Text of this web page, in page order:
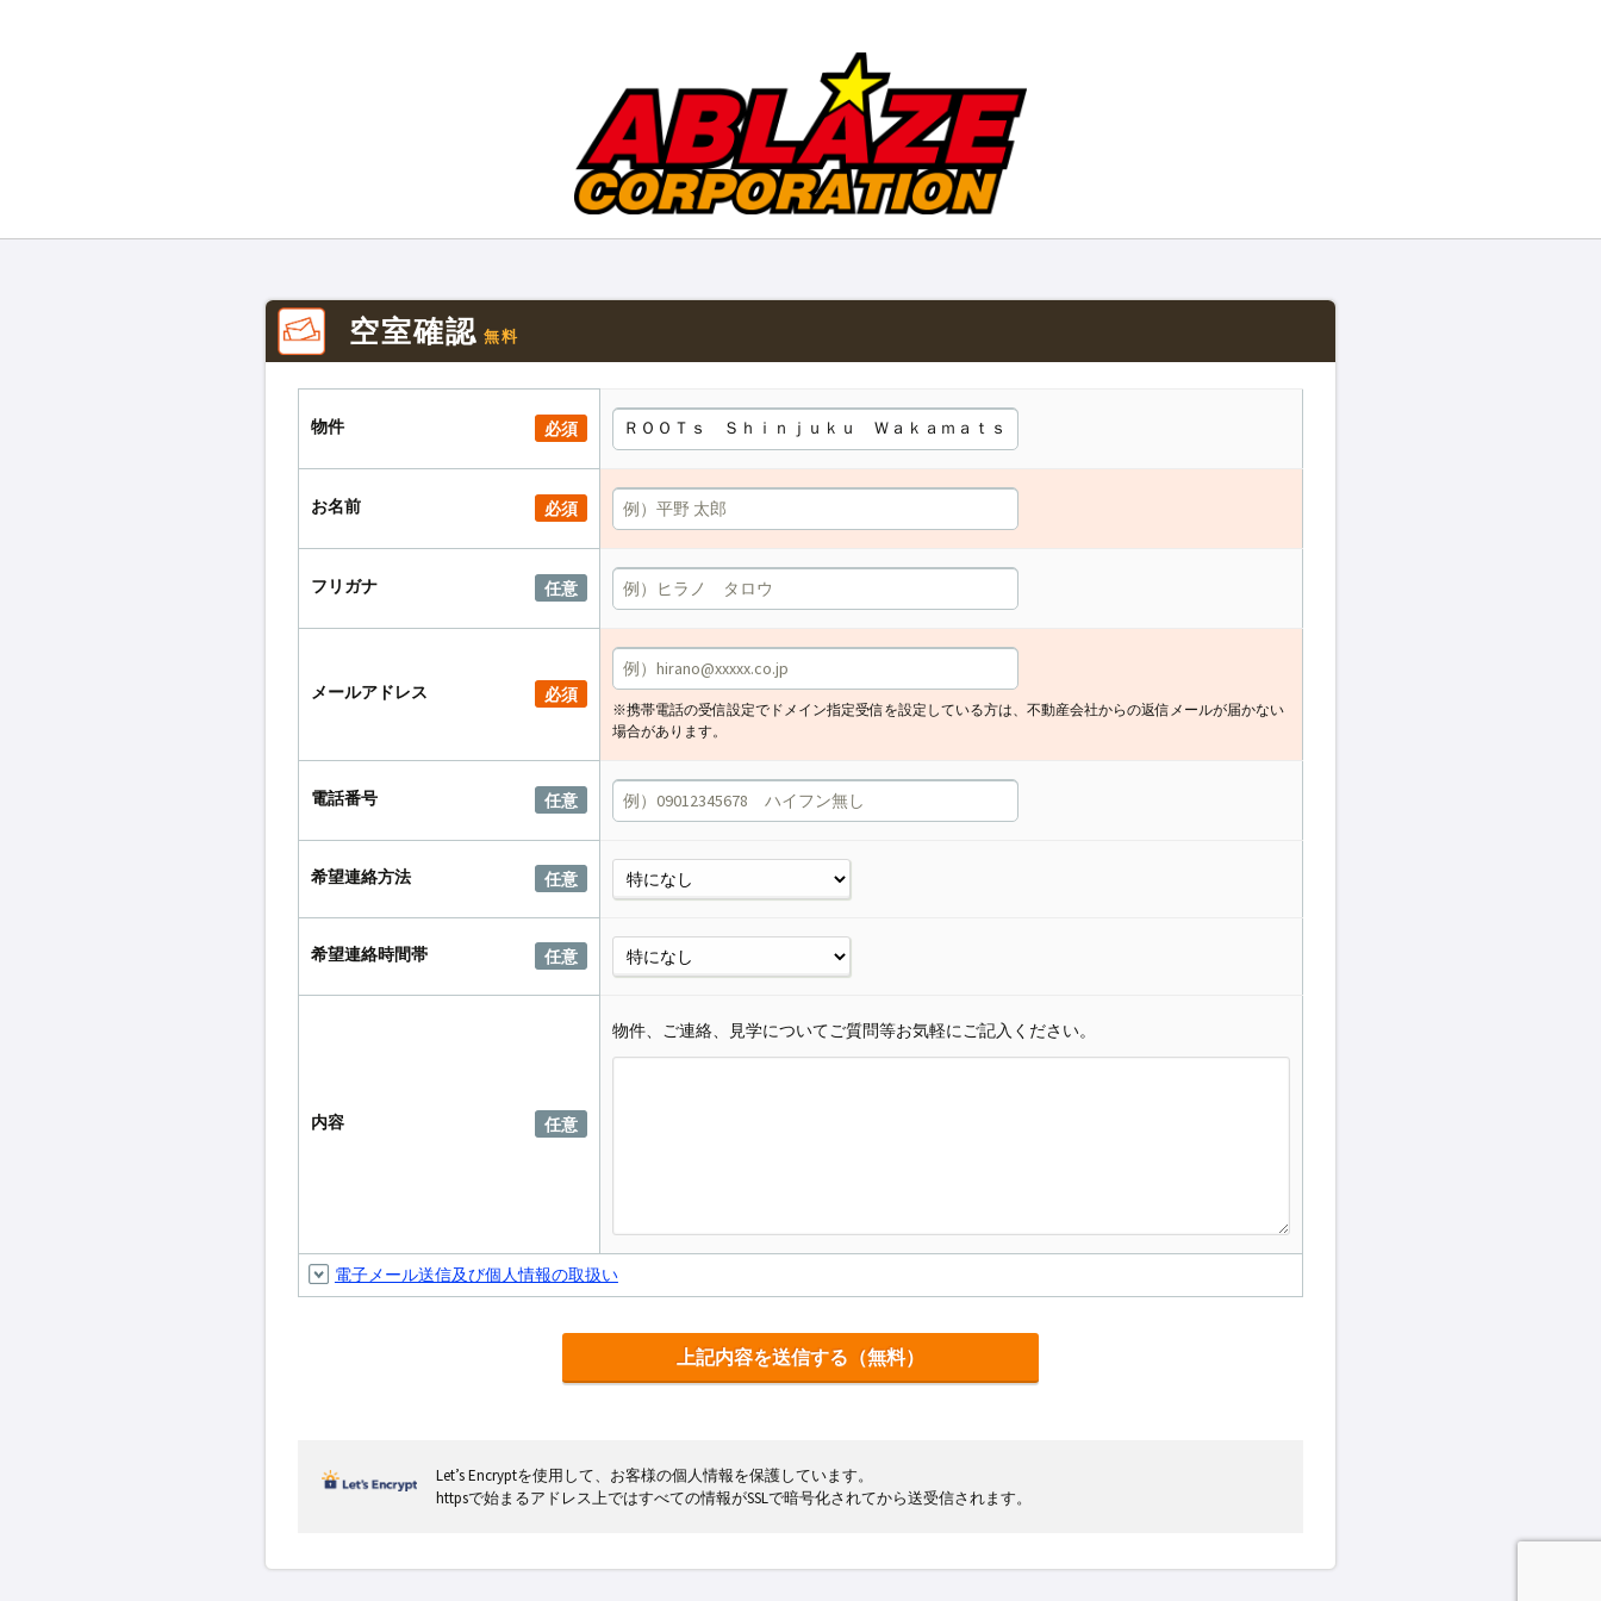
空室確認 無料
物件 必須
お名前 必須
フリガナ 任意
メールアドレス 必須
※携帯電話の受信設定でドメイン指定受信を設定している方は、不動産会社からの返信メールが届かない
場合があります。
電話番号 任意
希望連絡方法 任意
希望連絡時間帯 任意
内容 任意
物件、ご連絡、見学についてご質問等お気軽にご記入ください。
電子メール送信及び個人情報の取扱い
Let’s Encryptを使用して、お客様の個人情報を保護しています。
httpsで始まるアドレス上ではすべての情報がSSLで暗号化されてから送受信されます。